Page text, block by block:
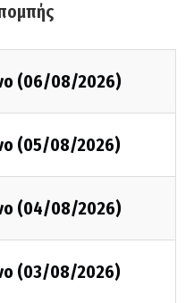
(06/08/2026)
(05/08/2026)
(04/08/2026)
(03/08/2026)